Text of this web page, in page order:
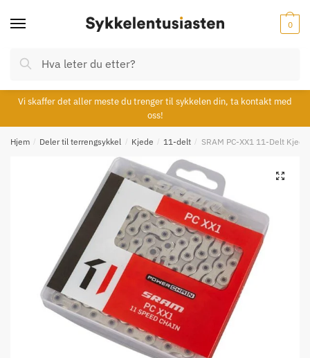
Søk
etter:
Søk
0
Vi skaffer det aller meste du trenger til sykkelen din, ta kontakt med
oss!
Hjem / Deler til terrengsykkel / Kjede / 11-delt / SRAM PC-XX1 11-Delt Kjede
🔍